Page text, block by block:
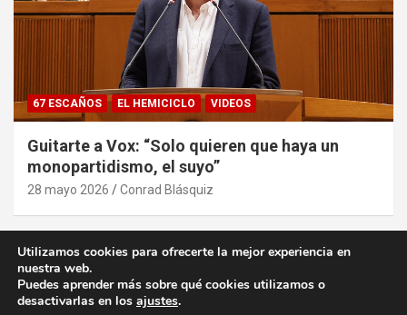
67 ESCAÑOS EL HEMICICLO VIDEOS
Guitarte a Vox: “Solo quieren que haya un
monopartidismo, el suyo”
28 mayo 2026 Conrad Blásquiz
desde la Aljafería
Utilizamos cookies para ofrecerte la mejor experiencia en
nuestra web.
Puedes aprender más sobre qué cookies utilizamos o
desactivarlas en los ajustes.